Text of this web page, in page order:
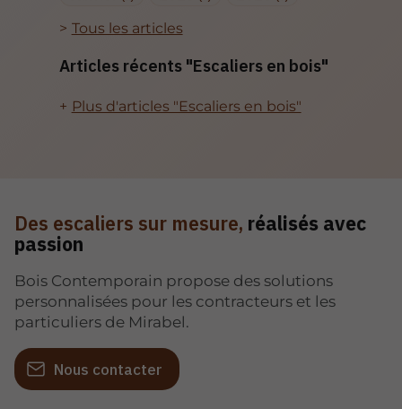
Tous les articles
Articles récents "Escaliers en bois"
Plus d'articles "Escaliers en bois"
Des escaliers sur mesure, réalisés avec
passion
Bois Contemporain propose des solutions
personnalisées pour les contracteurs et les
particuliers de Mirabel.
Nous contacter